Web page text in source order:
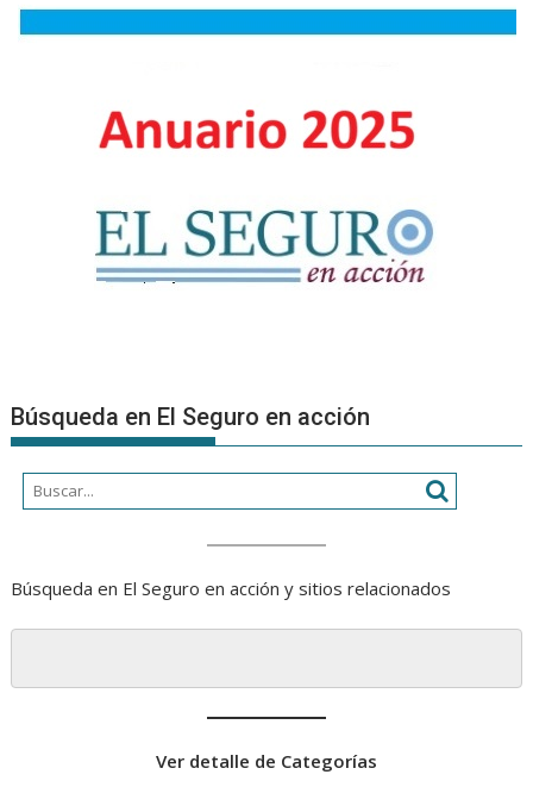
Búsqueda en El Seguro en acción
Búsqueda en El Seguro en acción y sitios relacionados
Ver detalle de Categorías